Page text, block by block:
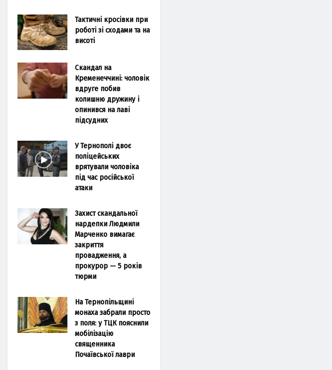
Тактичні кросівки при
роботі зі сходами та на
висоті
Скандал на
Кременеччині: чоловік
вдруге побив
колишню дружину і
опинився на лаві
підсудних
У Тернополі двоє
поліцейських
врятували чоловіка
під час російської
атаки
Захист скандальної
нардепки Людмили
Марченко вимагає
закриття
провадження, а
прокурор — 5 років
тюрми
На Тернопільщині
монаха забрали просто
з поля: у ТЦК пояснили
мобілізацію
священника
Почаївської лаври